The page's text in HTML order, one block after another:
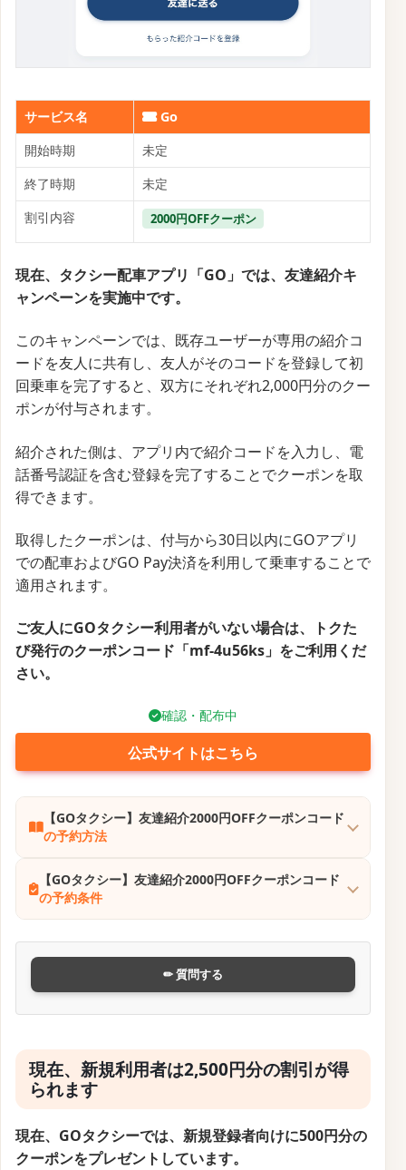
サービス名
Go
開始時期
未定
終了時期
未定
割引内容
2000円OFFクーポン
現在、タクシー配車アプリ「GO」では、友達紹介キ
ャンペーンを実施中です。
このキャンペーンでは、既存ユーザーが専用の紹介コ
ードを友人に共有し、友人がそのコードを登録して初
回乗車を完了すると、双方にそれぞれ2,000円分のクー
ポンが付与されます。
紹介された側は、アプリ内で紹介コードを入力し、電
話番号認証を含む登録を完了することでクーポンを取
得できます。
取得したクーポンは、付与から30日以内にGOアプリ
での配車およびGO Pay決済を利用して乗車することで
適用されます。
ご友人にGOタクシー利用者がいない場合は、トクた
び発行のクーポンコード「mf-4u56ks」をご利用くだ
さい。
確認・配布中
公式サイトはこちら
【GOタクシー】友達紹介2000円OFFクーポンコード
の予約方法
【GOタクシー】友達紹介2000円OFFクーポンコード
の予約条件
✏ 質問する
現在、新規利用者は2,500円分の割引が得
られます
現在、GOタクシーでは、新規登録者向けに500円分の
クーポンをプレゼントしています。